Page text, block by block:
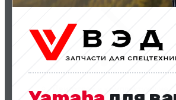
Двигатели и комплектующие